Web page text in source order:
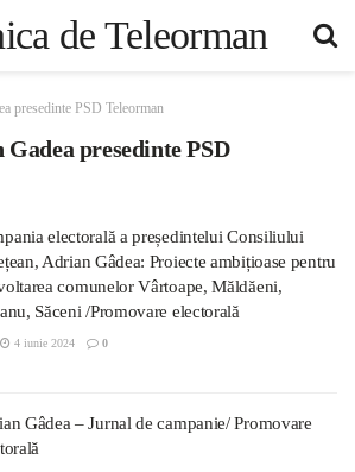
presedinte PSD Teleorman
presedinte PSD
electorală a președintelui Consiliului
Adrian Gâdea: Proiecte ambițioase pentru
comunelor Vârtoape, Măldăeni,
Săceni /Promovare electorală
4 iunie 2024 0
Gâdea – Jurnal de campanie/ Promovare